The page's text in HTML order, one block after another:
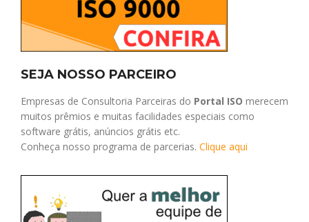
SEJA NOSSO PARCEIRO
Empresas de Consultoria Parceiras do Portal ISO merecem
muitos prêmios e muitas facilidades especiais como
software grátis, anúncios grátis etc.
Conheça nosso programa de parcerias. Clique aqui